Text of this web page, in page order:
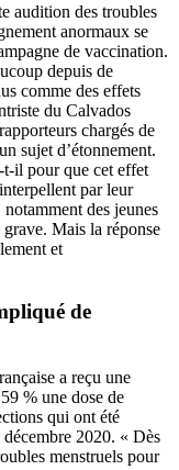
audition des troubles
anormaux se
de vaccination.
depuis de
comme des effets
du Calvados
chargés de
sujet d’étonnement.
t-il pour que cet effet
par leur
des jeunes
Mais la réponse
et
de
a reçu une
% une dose de
qui ont été
2020. « Dès
menstruels pour